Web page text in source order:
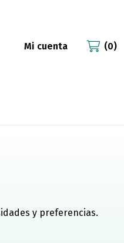
Mi cuenta 0
y preferencias.